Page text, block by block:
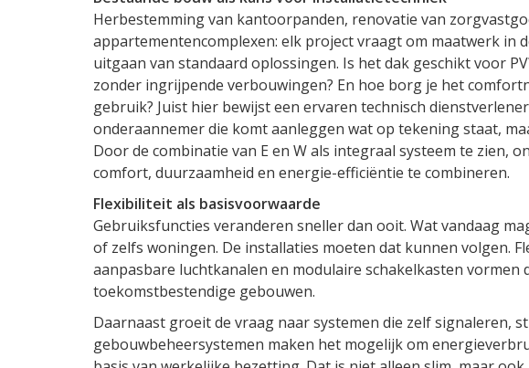
Herbestemming van kantoorpanden, renovatie van
appartementencomplexen: elk project vraagt om maatwerk in
uitgaan van standaard oplossingen. Is het dak geschikt voor
zonder ingrijpende verbouwingen? En hoe borg je het
gebruik? Juist hier bewijst een ervaren technisch
onderaannemer die komt aanleggen wat op tekening staat,
Door de combinatie van E en W als integraal systeem te zien,
comfort, duurzaamheid en energie-efficiëntie te combineren.
Flexibiliteit als basisvoorwaarde
Gebruiksfuncties veranderen sneller dan ooit. Wat vandaag
of zelfs woningen. De installaties moeten dat kunnen volgen.
aanpasbare luchtkanalen en modulaire schakelkasten vormen
toekomstbestendige gebouwen.
Daarnaast groeit de vraag naar systemen die zelf signaleren,
gebouwbeheersystemen maken het mogelijk om